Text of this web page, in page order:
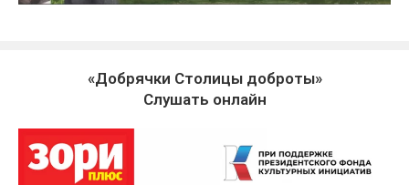
«Добрячки Столицы доброты»
Слушать онлайн